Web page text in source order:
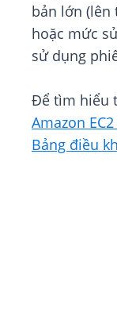
bản lớn (lên
hoặc mức
sử dụng
Để tìm hiểu
Amazon
Bảng điều